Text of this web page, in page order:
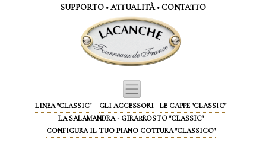
SUPPORTO•ATTUALITÀ•CONTATTO
RICETTE DELLOCHEF
LINEA "CLASSIC" GLI ACCESSORI
LE CAPPE "CLASSIC"
LA SALAMANDRA - GIRARROSTO "CLASSIC"
CONFIGURA IL TUO PIANO COTTURA "CLASSICO"
Pannello di gestione dei cookies